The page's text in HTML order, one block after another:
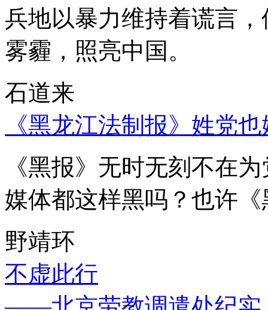
兵地以暴力维持着谎言
雾霾，照亮中国。
石道来
《黑龙江法制报》姓党
《黑报》无时无刻不在
媒体都这样黑吗？也许
野靖环
不虚此行